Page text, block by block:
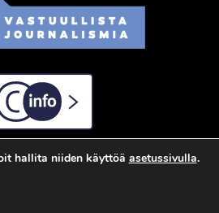
info
hallita niiden käyttöä asetussivulla.